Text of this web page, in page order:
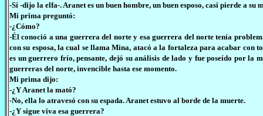
-Sí -dijo la elfa-. Aranet es un buen hombre, un buen esposo, casi pierde a
Mi prima preguntó:
-¿Cómo?
-Él conoció a una guerrera del norte y esa guerrera del norte tenía
con su esposa, la cual se llama Mina, atacó a la fortaleza para acabar con
es un guerrero frío, pensante, dejó su análisis de lado y fue poseído por la
guerreras del norte, invencible hasta ese momento.
Mi prima dijo:
-¿Y Aranet la mató?
-No, ella lo atravesó con su espada. Aranet estuvo al borde de la muerte.
-¿Y sigue viva esa guerrera?